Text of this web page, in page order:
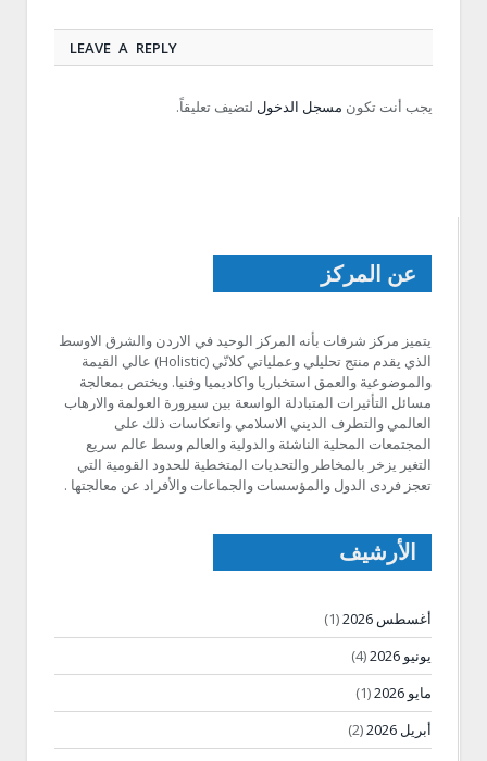
LEAVE A REPLY
يجب أنت تكون مسجل الدخول لتضيف تعليقاً.
عن المركز
يتميز مركز شرفات بأنه المركز الوحيد في الاردن والشرق الاوسط
الذي يقدم منتج تحليلي وعملياتي كلانّي (Holistic) عالي القيمة
والموضوعية والعمق استخباريا واكاديميا وفنيا. ويختص بمعالجة
مسائل التأثيرات المتبادلة الواسعة بين سيرورة العولمة والارهاب
العالمي والتطرف الديني الاسلامي وانعكاسات ذلك على
المجتمعات المحلية الناشئة والدولية والعالم وسط عالم سريع
التغير يزخر بالمخاطر والتحديات المتخطية للحدود القومية التي
تعجز فردى الدول والمؤسسات والجماعات والأفراد عن معالجتها .
الأرشيف
أغسطس 2026
(1)
يونيو 2026
(4)
مايو 2026
(1)
أبريل 2026
(2)